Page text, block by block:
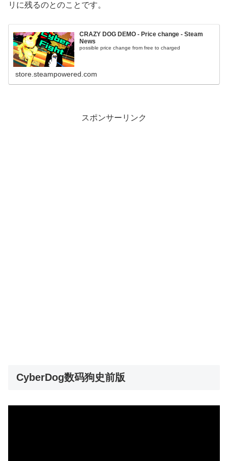
リに残るのとのことです。
CRAZY DOG DEMO - Price change - Steam
News
possible price change from free to charged
store.steampowered.com
スポンサーリンク
CyberDog数码狗史前版